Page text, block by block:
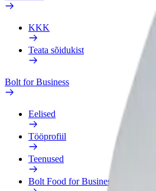
KKK
Teata sõidukist
Bolt for Business
Eelised
Tööprofiil
Teenused
Bolt Food for Business